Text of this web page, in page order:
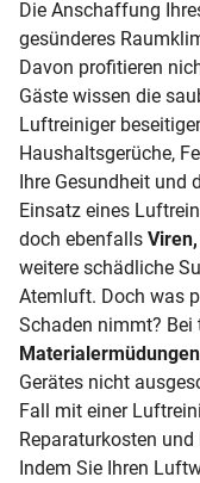
Die Anschaffung
gesünderes
Davon profitieren
Gäste wissen die
Luftreiniger
Haushaltsgerüche,
Ihre Gesundheit und
Einsatz eines
doch ebenfalls
weitere schädliche
Atemluft. Doch was
Schaden nimmt?
Gerätes nicht
Fall mit einer
Reparaturkosten
Indem Sie Ihren